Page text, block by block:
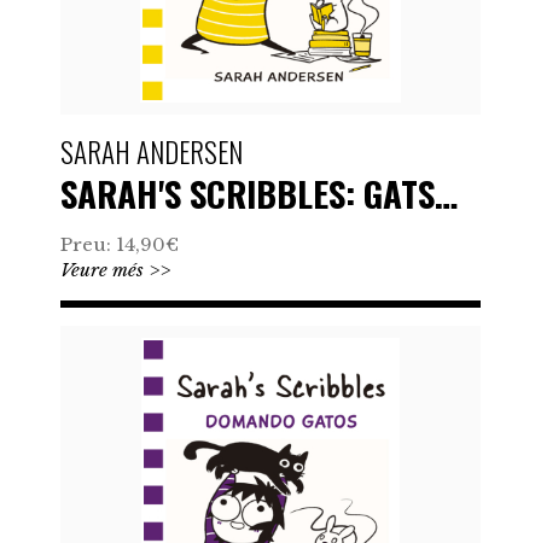
SARAH ANDERSEN
SARAH'S SCRIBBLES: GATS…
Preu: 14,90€
Veure més >>